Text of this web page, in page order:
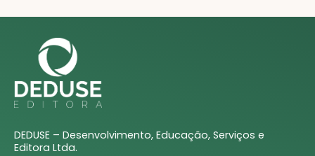
DEDUSE – Desenvolvimento, Educação, Serviços e
Editora Ltda.